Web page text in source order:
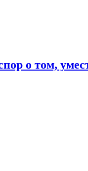
о том,